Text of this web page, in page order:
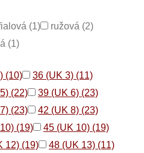
(1)
ružová (2)
(1)
(10)
36 (UK 3) (11)
(22)
39 (UK 6) (23)
(23)
42 (UK 8) (23)
(19)
45 (UK 10) (19)
12) (19)
48 (UK 13) (11)